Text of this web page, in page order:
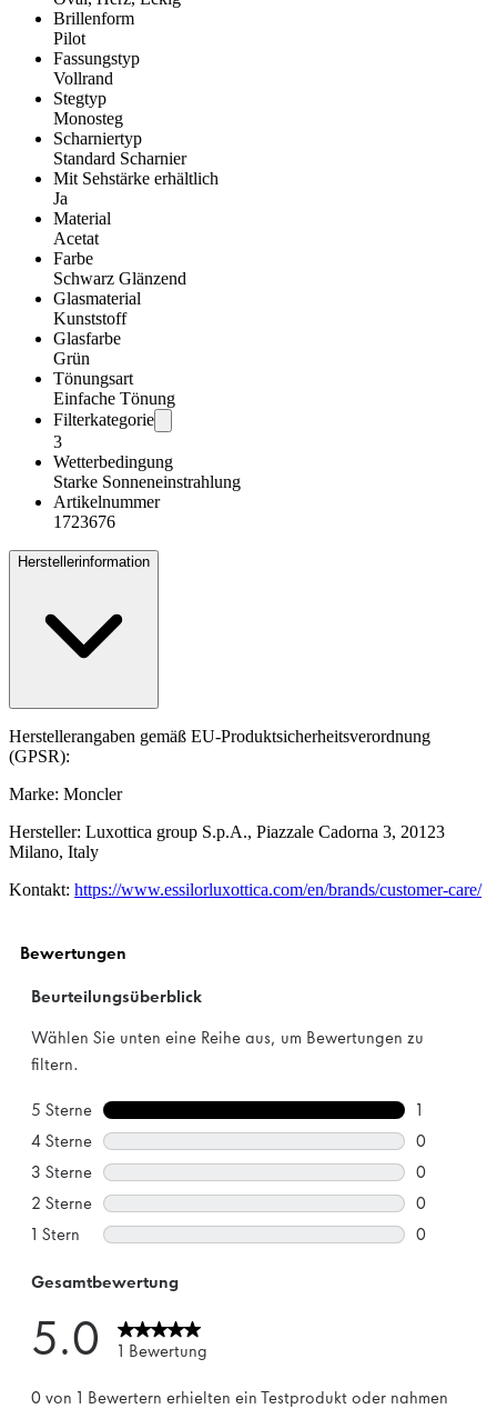
Brillenform
Pilot
Fassungstyp
Vollrand
Stegtyp
Monosteg
Scharniertyp
Standard Scharnier
Mit Sehstärke erhältlich
Ja
Material
Acetat
Farbe
Schwarz Glänzend
Glasmaterial
Kunststoff
Glasfarbe
Grün
Tönungsart
Einfache Tönung
Filterkategorie
3
Wetterbedingung
Starke Sonneneinstrahlung
Artikelnummer
1723676
Herstellerinformation
Herstellerangaben gemäß EU-Produktsicherheitsverordnung
(GPSR):
Marke: Moncler
Hersteller: Luxottica group S.p.A., Piazzale Cadorna 3, 20123
Milano, Italy
Kontakt: https://www.essilorluxottica.com/en/brands/customer-care/